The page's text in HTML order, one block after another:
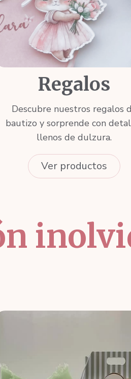
Regalos
Descubre nuestros regalos
bautizo y sorprende con
llenos de dulzura.
Ver productos